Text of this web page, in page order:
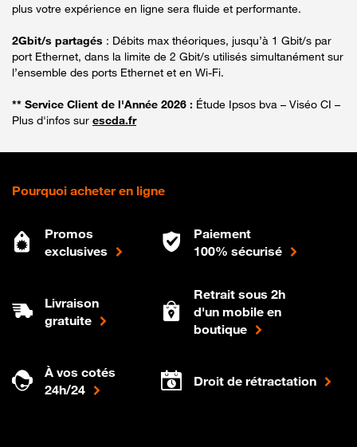
plus votre expérience en ligne sera fluide et performante.
2Gbit/s partagés : Débits max théoriques, jusqu’à 1 Gbit/s par
port Ethernet, dans la limite de 2 Gbit/s utilisés simultanément sur
l’ensemble des ports Ethernet et en Wi-Fi.
** Service Client de l'Année 2026 : Étude Ipsos bva – Viséo CI –
Plus d'infos sur escda.fr
Pourquoi acheter en ligne
Promos
exclusives
Paiement
100% sécurisé
Livraison
gratuite
Retrait sous 2h
d'un mobile en
boutique
À vos cotés
24h/24
Droit de rétractation